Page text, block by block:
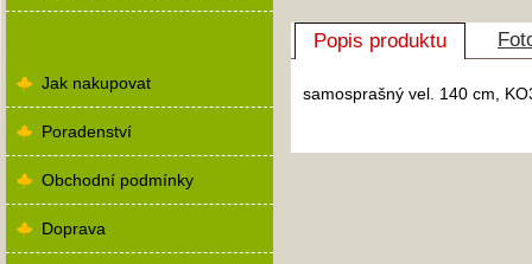
Popis produktu
samosprašný vel. 140 cm,
Jak nakupovat
Poradenství
Obchodní podmínky
Doprava